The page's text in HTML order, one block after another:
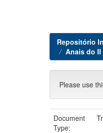
Repositório
Anais do II
Please use
Document
Type: